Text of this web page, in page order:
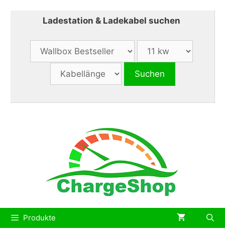
Ladestation & Ladekabel suchen
Produkte